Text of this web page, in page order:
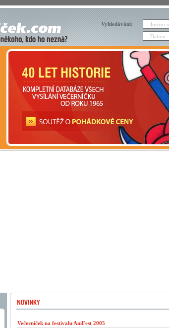
Vyhledávání:
Večerníček na festivalu AniFest 2005